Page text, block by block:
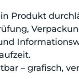
Produkt
– grafisch,